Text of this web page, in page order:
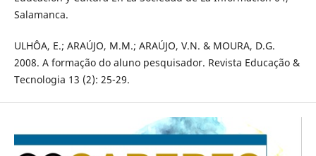
Salamanca.
ULHÔA, E.; ARAÚJO, M.M.; ARAÚJO, V.N. & MOURA, D.G.
2008. A formação do aluno pesquisador. Revista Educação &
Tecnologia 13 (2): 25-29.